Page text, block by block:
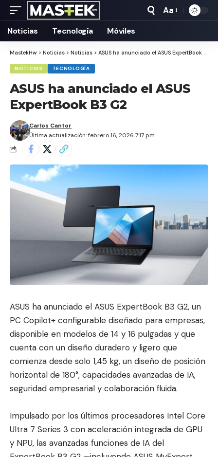
Tamaño
Aa
Noticias Tecnología Móviles
MastekHw > Noticias > Noticias > ASUS ha anunciado el ASUS ExpertBook B3 G2
NOTICIAS TECNOLOGÍA
ASUS ha anunciado el ASUS
ExpertBook B3 G2
Última actualización: febrero 16, 2026 7:17 pm
Carlos Cantor
ASUS ha anunciado el ASUS ExpertBook B3 G2, un
PC Copilot+ configurable diseñado para empresas,
disponible en modelos de 14 y 16 pulgadas y que
cuenta con un diseño duradero y ligero que
comienza desde solo 1,45 kg, un diseño de posición
horizontal de 180°, capacidades avanzadas de IA,
seguridad empresarial y colaboración fluida.
Impulsado por los últimos procesadores Intel Core
Ultra 7 Series 3 con aceleración integrada de GPU
y NPU, las avanzadas funciones de IA del